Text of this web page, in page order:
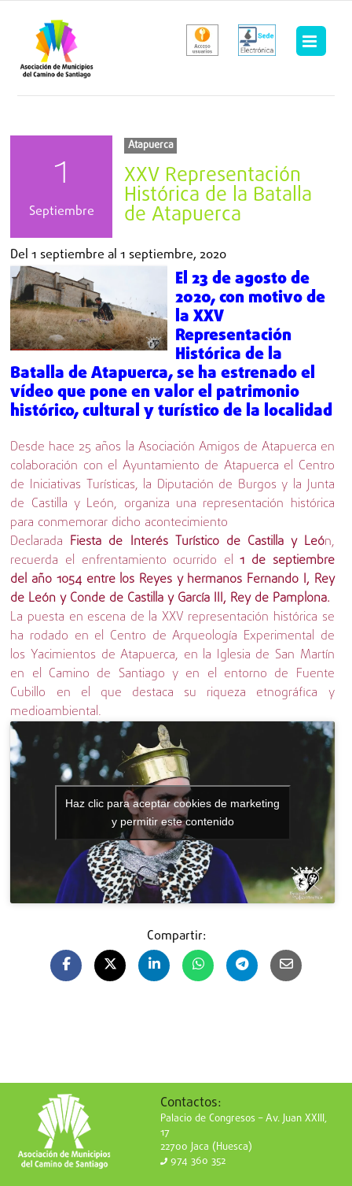
contenido
1
Septiembre
Atapuerca
XXV Representación
Histórica de la Batalla
de Atapuerca
Del1 septiembre al1 septiembre, 2020
El 23 de agosto de
2020, con motivo de
laXXV
Representación
Histórica de la
Batalla de Atapuerca, se ha estrenado el
vídeo que pone en valor el patrimonio
histórico, cultural y turístico de la localidad
Desde hace 25 años la Asociación Amigos de Atapuerca en
colaboración con el Ayuntamiento de Atapuerca el Centro
de Iniciativas Turísticas, la Diputación de Burgos y la Junta
de Castilla y León, organiza una representación histórica
para conmemorar dicho acontecimiento
Declarada Fiesta de Interés Turístico de Castilla y León,
recuerda el enfrentamiento ocurrido el1 de septiembre
del año 1054 entre los Reyes y hermanos Fernando I, Rey
de León y Conde de Castilla y García III, Rey de Pamplona.
La puesta en escena de la XXV representación histórica se
ha rodado en el Centro de Arqueología Experimental de
los Yacimientos de Atapuerca, en la Iglesia de San Martín
en el Camino de Santiago y en el entorno de Fuente
Cubillo en el que destaca su riqueza etnográfica y
medioambiental.
Haz clic para aceptar cookies de marketing
y permitir este contenido
Compartir:
Contactos:
Palacio de Congresos – Av. Juan XXIII,
17
22700 Jaca (Huesca)
974 360 352